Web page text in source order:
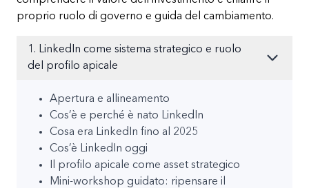
proprio ruolo di governo e guida del cambiamento.
1. LinkedIn come sistema strategico e ruolo
del profilo apicale
Apertura e allineamento
Cos’è e perché è nato LinkedIn
Cosa era LinkedIn fino al 2025
Cos’è LinkedIn oggi
Il profilo apicale come asset strategico
Mini-workshop guidato: ripensare il